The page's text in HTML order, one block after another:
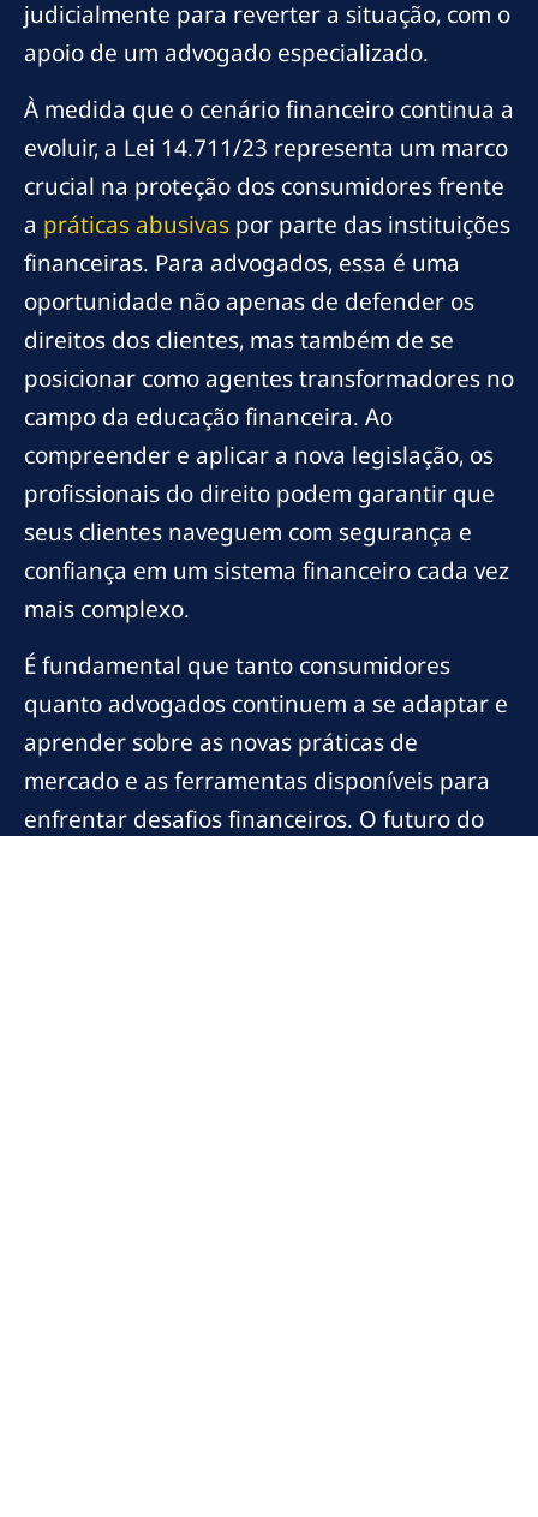
judicialmente para reverter a situação, com o
apoio de um advogado especializado.
À medida que o cenário financeiro continua a
evoluir, a Lei 14.711/23 representa um marco
crucial na proteção dos consumidores frente
a práticas abusivas por parte das instituições
financeiras. Para advogados, essa é uma
oportunidade não apenas de defender os
direitos dos clientes, mas também de se
posicionar como agentes transformadores no
campo da educação financeira. Ao
compreender e aplicar a nova legislação, os
profissionais do direito podem garantir que
seus clientes naveguem com segurança e
confiança em um sistema financeiro cada vez
mais complexo.
É fundamental que tanto consumidores
quanto advogados continuem a se adaptar e
aprender sobre as novas práticas de
mercado e as ferramentas disponíveis para
enfrentar desafios financeiros. O futuro do